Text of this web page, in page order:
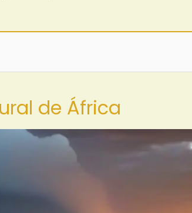
de África